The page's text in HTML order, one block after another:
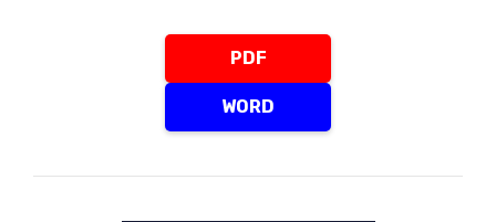
PDF
WORD